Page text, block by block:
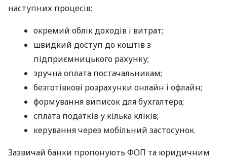
наступних процесів:
окремий облік доходів і витрат;
швидкий доступ до коштів з
підприємницького рахунку;
зручна оплата постачальникам;
безготівкові розрахунки онлайн і офлайн;
формування виписок для бухгалтера;
сплата податків у кілька кліків;
керування через мобільний застосунок.
Зазвичай банки пропонують ФОП та юридичним